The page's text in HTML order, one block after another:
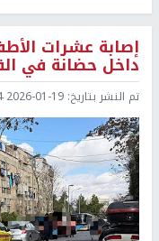
إصابة عشرات
داخل حضانة في
تم النشر بتاريخ: 2026-01-19 14:24